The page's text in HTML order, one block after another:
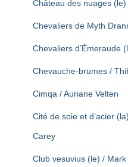
Château des nuages
Chevaliers de Myth
Chevaliers d’Émeraude
Chevauche-brumes /
Cimqa / Auriane Velten
Cité de soie et d’acier
Carey
Club vesuvius (le) / Mark